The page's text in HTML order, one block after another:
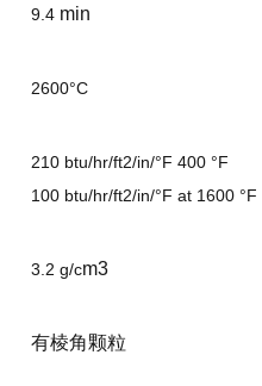
9.4 min
2600°C
210 btu/hr/ft2/in/°F 400 °F
100 btu/hr/ft2/in/°F at 1600 °F
3.2 g/cm3
有棱角颗粒